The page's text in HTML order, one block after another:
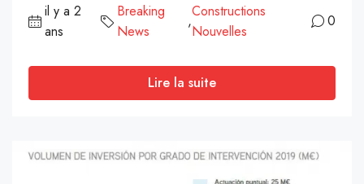
il y a 2
ans
Breaking
News
,
Constructions
Nouvelles
0
Lire la suite